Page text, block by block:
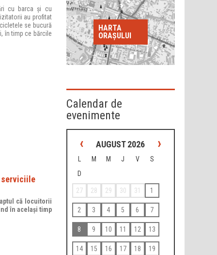
cu barca și cu
au profitat
se bucură
în timp ce bărcile
serviciile
că locuitorii
în același timp
HARTA
ORAȘULUI
Calendar de
evenimente
‹ AUGUST 2026 ›
L M M J V
S
D
27 28 29 30 31 1
2 3 4 5 6 7
8 9 10 11 12 13
14 15 16 17 18 19